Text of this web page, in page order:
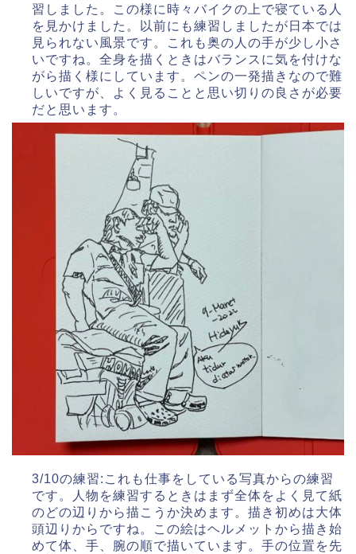
習しました。この様に時々バイクの上で寝ている人
を見かけました。以前にも練習しましたが日本では
見られない風景です。これも奥の人の手が少し小さ
いですね。全身を描くときはバランスに気を付けな
がら描く様にしています。ペンの一発描きなので難
しいですが、よく見ることと思い切りの良さが必要
だと思います。
3/10の練習:これも仕事をしている写真からの練習
です。人物を練習するときはまず全体をよく見て紙
のどの辺りから描こうか決めます。描き初めは大体
頭辺りからですね。この絵はヘルメットから描き始
めて体、手、腕の順で描いています。手の位置を先